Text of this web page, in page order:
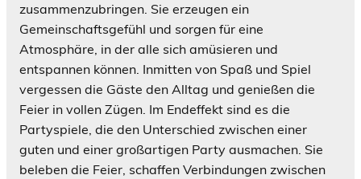
zusammenzubringen. Sie erzeugen ein
Gemeinschaftsgefühl und sorgen für eine
Atmosphäre, in der alle sich amüsieren und
entspannen können. Inmitten von Spaß und Spiel
vergessen die Gäste den Alltag und genießen die
Feier in vollen Zügen. Im Endeffekt sind es die
Partyspiele, die den Unterschied zwischen einer
guten und einer großartigen Party ausmachen. Sie
beleben die Feier, schaffen Verbindungen zwischen